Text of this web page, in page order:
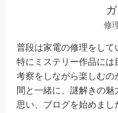
修
普段は家電の修理をして
特にミステリー作品に
考察をしながら楽しむ
間と一緒に、謎解きの魅
思い、ブログを始めま